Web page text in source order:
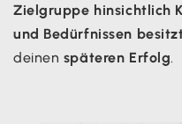
Zielgruppe hinsichtlich
und Bedürfnissen
deinen späteren Erfolg.